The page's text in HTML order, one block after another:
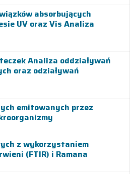
absorbujących
UV oraz Vis Analiza
Analiza oddziaływań
oraz odziaływań
emitowanych przez
z wykorzystaniem
(FTIR) i Ramana